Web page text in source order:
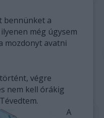
bennünket a
még úgysem
mozdonyt avatni
végre
nem kell órákig
A